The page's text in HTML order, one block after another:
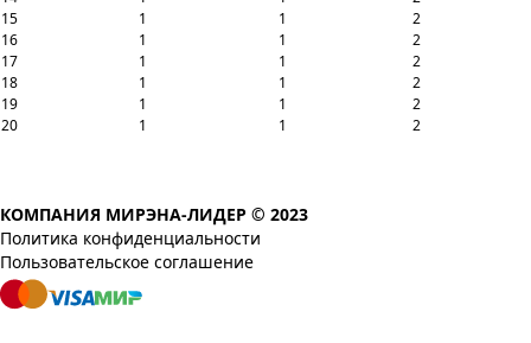
15
1 1
2
16
1 1
2
17
1 1
2
18
1 1
2
19
1 1
2
20
1 1 2
КОМПАНИЯ МИРЭНА-ЛИДЕР © 2023
Политика конфиденциальности
Пользовательское соглашение